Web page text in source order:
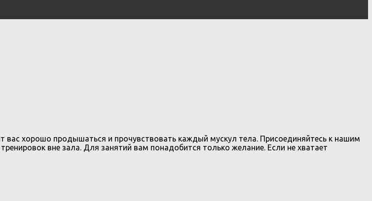
вас хорошо продышаться и прочувствовать каждый мускул тела. Присоединяйтесь к нашим
вне зала. Для занятий вам понадобится только желание. Если не хватает